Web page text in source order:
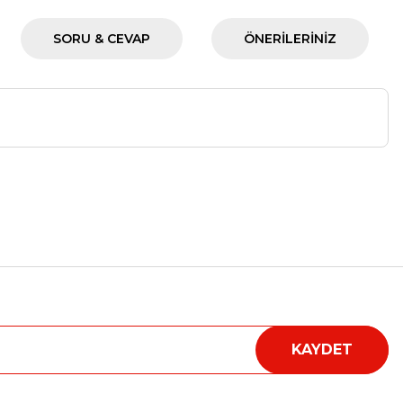
SORU & CEVAP ÖNERILERINIZ
KAYDET